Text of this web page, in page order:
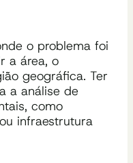
o problema foi
a área, o
geográfica. Ter
a análise de
como
infraestrutura